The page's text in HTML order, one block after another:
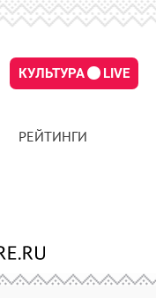
КУЛЬТУРА LIVE
РЕЙТИНГИ